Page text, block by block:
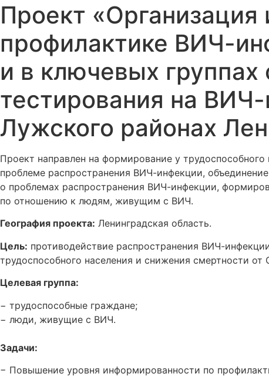
Проект
профилактике ВИЧ-
и в ключевых
тестирования на
Лужского районах
Проект направлен на формирование у
проблеме распространения ВИЧ-инфекции,
о проблемах распространения ВИЧ-инфекции,
по отношению к людям, живущим с ВИЧ.
География проекта: Ленинградская область.
Цель: противодействие распространения ВИЧ-
трудоспособного населения и снижения смертности
Целевая группа:
− трудоспособные граждане;
− люди, живущие с ВИЧ.
Задачи:
− Повышение уровня информированности по